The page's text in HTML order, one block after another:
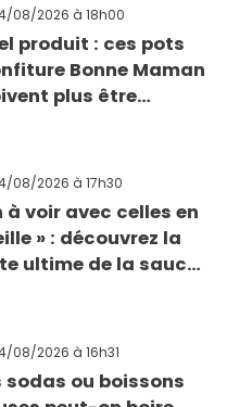
08/2026 à 18h00
produit : ces pots
Bonne Maman
plus être
de verre
08/2026 à 17h30
à voir avec celles en
» : découvrez la
ultime de la sauce
08/2026 à 16h31
sodas ou boissons